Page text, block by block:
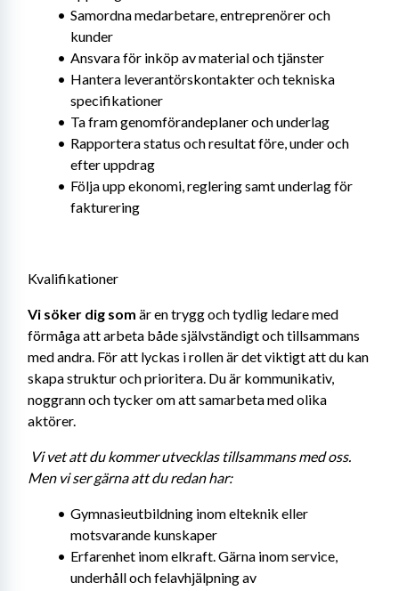
Samordna medarbetare, entreprenörer och
kunder
Ansvara för inköp av material och tjänster
Hantera leverantörskontakter och tekniska
specifikationer
Ta fram genomförandeplaner och underlag
Rapportera status och resultat före, under och
efter uppdrag
Följa upp ekonomi, reglering samt underlag för
fakturering
Kvalifikationer
Vi söker dig som är en trygg och tydlig ledare med
förmåga att arbeta både självständigt och tillsammans
med andra. För att lyckas i rollen är det viktigt att du kan
skapa struktur och prioritera. Du är kommunikativ,
noggrann och tycker om att samarbeta med olika
aktörer.
Vi vet att du kommer utvecklas tillsammans med oss.
Men vi ser gärna att du redan har:
Gymnasieutbildning inom elteknik eller
motsvarande kunskaper
Erfarenhet inom elkraft. Gärna inom service,
underhåll och felavhjälpning av